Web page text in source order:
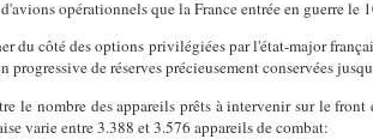
opérationnels que la France entrée en guerre le
du côté des options privilégiées par l'état-major
de réserves précieusement conservées
le nombre des appareils prêts à intervenir sur le
varie entre 3.388 et 3.576 appareils de combat: